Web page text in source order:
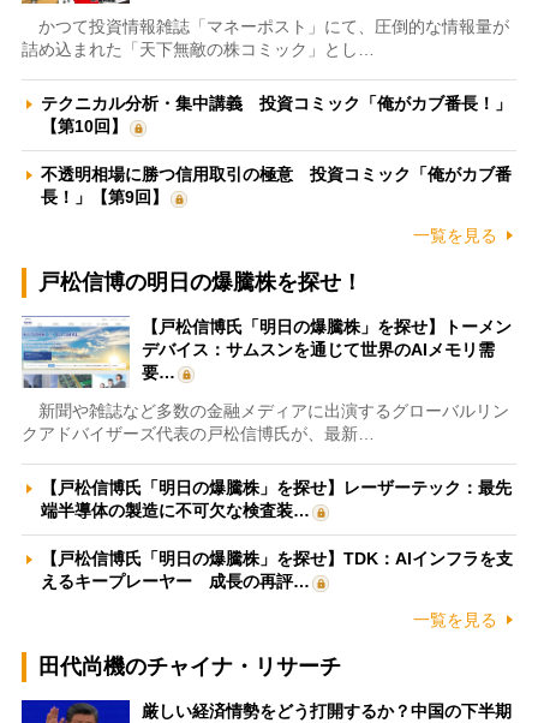
かつて投資情報雑誌「マネーポスト」にて、圧倒的な情報量が
詰め込まれた「天下無敵の株コミック」とし…
テクニカル分析・集中講義 投資コミック「俺がカブ番長！」
【第10回】
不透明相場に勝つ信用取引の極意 投資コミック「俺がカブ番
長！」【第9回】
一覧を見る
戸松信博の明日の爆騰株を探せ！
【戸松信博氏「明日の爆騰株」を探せ】トーメン
デバイス：サムスンを通じて世界のAIメモリ需
要…
新聞や雑誌など多数の金融メディアに出演するグローバルリン
クアドバイザーズ代表の戸松信博氏が、最新…
【戸松信博氏「明日の爆騰株」を探せ】レーザーテック：最先
端半導体の製造に不可欠な検査装…
【戸松信博氏「明日の爆騰株」を探せ】TDK：AIインフラを支
えるキープレーヤー 成長の再評…
一覧を見る
田代尚機のチャイナ・リサーチ
厳しい経済情勢をどう打開するか？中国の下半期